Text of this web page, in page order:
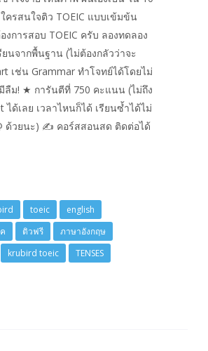
ครสนใจติว TOEIC แบบเข้มข้น
การสอบ TOEIC ครับ ลองทดลอง
นจากพื้นฐาน (ไม่ต้องกลัวว่าจะ
เช่น Grammar ทำโจทย์ได้โดยไม่
ลืม! ★ การันตีที่ 750 คะแนน (ไม่ถึง
ด้เลย เวลาไหนก็ได้ เรียนซ้ำได้ไม่
ด้วยนะ) ✍ คอร์สสอนสด ติดต่อได้
toeic
english
ติวฟรี
ภาษาอังกฤษ
krubird toeic
TENSES